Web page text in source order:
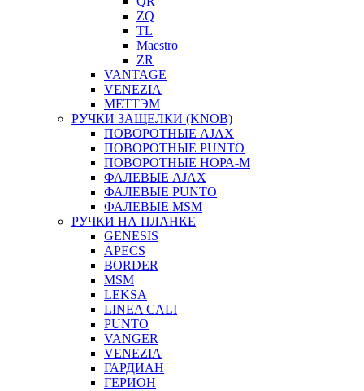
ZQ
TL
Maestro
ZR
VANTAGE
VENEZIA
МЕТТЭМ
РУЧКИ ЗАЩЕЛКИ (KNOB)
ПОВОРОТНЫЕ AJAX
ПОВОРОТНЫЕ PUNTO
ПОВОРОТНЫЕ НОРА-М
ФАЛЕВЫЕ AJAX
ФАЛЕВЫЕ PUNTO
ФАЛЕВЫЕ MSM
РУЧКИ НА ПЛАНКЕ
GENESIS
APECS
BORDER
MSM
LEKSA
LINEA CALI
PUNTO
VANGER
VENEZIA
ГАРДИАН
ГЕРИОН